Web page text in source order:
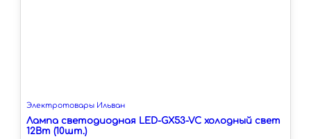
Электротовары Ильван
Лампа светодиодная LED-GX53-VC холодный свет
12Вт (10шт.)